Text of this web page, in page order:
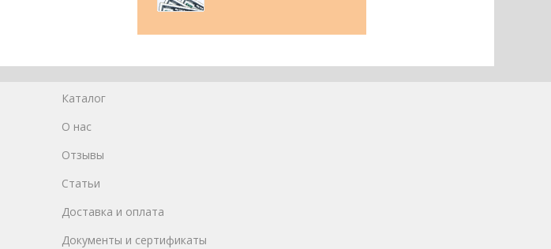
Каталог
О нас
Отзывы
Статьи
Доставка и оплата
Документы и сертификаты